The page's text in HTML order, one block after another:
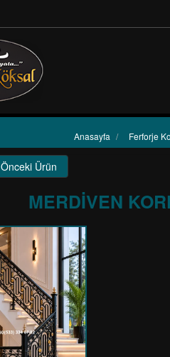
Ferforje
Anasayfa /
Önceki Ürün
MERDİVEN